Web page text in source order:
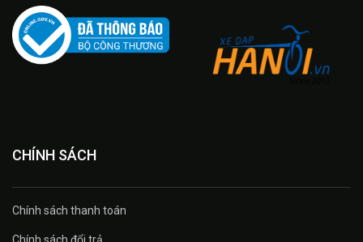
CHÍNH SÁCH
Chính sách thanh toán
Chính sách đổi trả